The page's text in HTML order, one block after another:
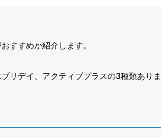
すすめか紹介します。
リデイ、アクティブプラスの3種類あり